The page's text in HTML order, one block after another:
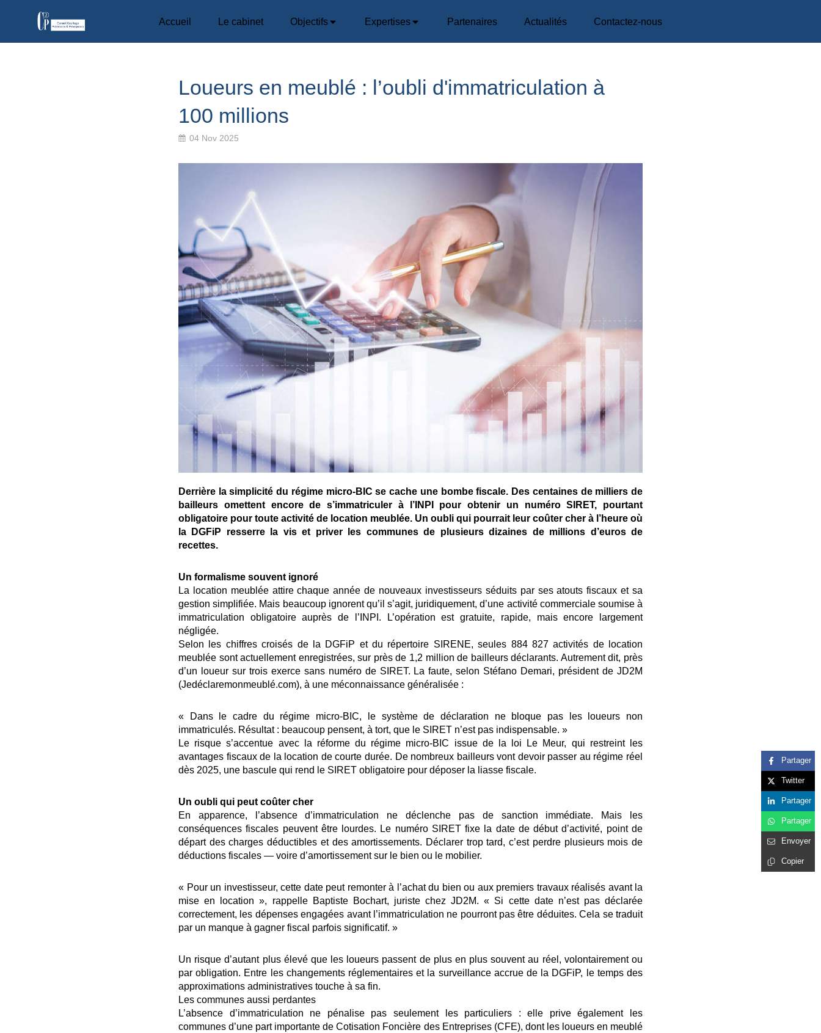
Accueil Le cabinet Objectifs Expertises Partenaires Actualités Contactez-nous
Loueurs en meublé : l’oubli d'immatriculation à
100 millions
04 Nov 2025
Derrière la simplicité du régime micro-BIC se cache une bombe fiscale. Des centaines de milliers de
bailleurs omettent encore de s’immatriculer à l’INPI pour obtenir un numéro SIRET, pourtant
obligatoire pour toute activité de location meublée. Un oubli qui pourrait leur coûter cher à l’heure où
la DGFiP resserre la vis et priver les communes de plusieurs dizaines de millions d’euros de
recettes.
Un formalisme souvent ignoré
La location meublée attire chaque année de nouveaux investisseurs séduits par ses atouts fiscaux et sa
gestion simplifiée. Mais beaucoup ignorent qu’il s’agit, juridiquement, d’une activité commerciale soumise à
immatriculation obligatoire auprès de l’INPI. L’opération est gratuite, rapide, mais encore largement
négligée.
Selon les chiffres croisés de la DGFiP et du répertoire SIRENE, seules 884 827 activités de location
meublée sont actuellement enregistrées, sur près de 1,2 million de bailleurs déclarants. Autrement dit, près
d’un loueur sur trois exerce sans numéro de SIRET. La faute, selon Stéfano Demari, président de JD2M
(Jedéclaremonmeublé.com), à une méconnaissance généralisée :
« Dans le cadre du régime micro-BIC, le système de déclaration ne bloque pas les loueurs non
immatriculés. Résultat : beaucoup pensent, à tort, que le SIRET n’est pas indispensable. »
Le risque s’accentue avec la réforme du régime micro-BIC issue de la loi Le Meur, qui restreint les
avantages fiscaux de la location de courte durée. De nombreux bailleurs vont devoir passer au régime réel
dès 2025, une bascule qui rend le SIRET obligatoire pour déposer la liasse fiscale.
Un oubli qui peut coûter cher
En apparence, l’absence d’immatriculation ne déclenche pas de sanction immédiate. Mais les
conséquences fiscales peuvent être lourdes. Le numéro SIRET fixe la date de début d’activité, point de
départ des charges déductibles et des amortissements. Déclarer trop tard, c’est perdre plusieurs mois de
déductions fiscales — voire d’amortissement sur le bien ou le mobilier.
« Pour un investisseur, cette date peut remonter à l’achat du bien ou aux premiers travaux réalisés avant la
mise en location », rappelle Baptiste Bochart, juriste chez JD2M. « Si cette date n’est pas déclarée
correctement, les dépenses engagées avant l’immatriculation ne pourront pas être déduites. Cela se traduit
par un manque à gagner fiscal parfois significatif. »
Un risque d’autant plus élevé que les loueurs passent de plus en plus souvent au réel, volontairement ou
par obligation. Entre les changements réglementaires et la surveillance accrue de la DGFiP, le temps des
approximations administratives touche à sa fin.
Les communes aussi perdantes
L’absence d’immatriculation ne pénalise pas seulement les particuliers : elle prive également les
communes d’une part importante de Cotisation Foncière des Entreprises (CFE), dont les loueurs en meublé
Partager
Twitter
Partager
Partager
Envoyer
Copier